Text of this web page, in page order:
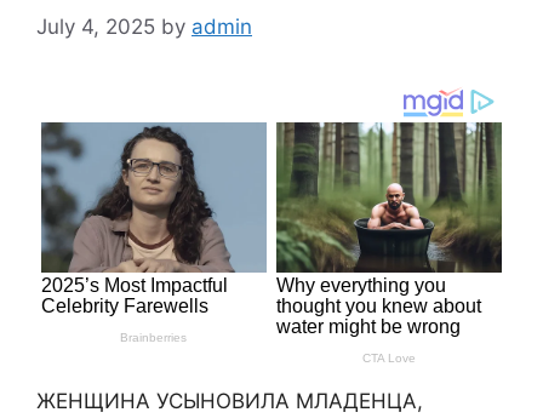
July 4, 2025 by admin
ЖЕНЩИНА УСЫНОВИЛА МЛАДЕНЦА,